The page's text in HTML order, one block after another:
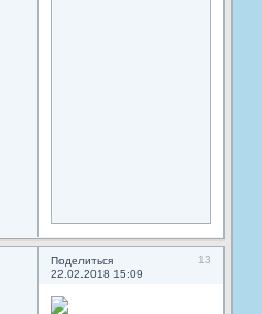
Поделиться
13
22.02.2018 15:09